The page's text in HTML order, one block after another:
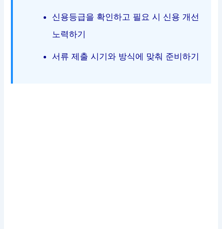
신용등급을 확인하고 필요 시 신용 개선
노력하기
서류 제출 시기와 방식에 맞춰 준비하기